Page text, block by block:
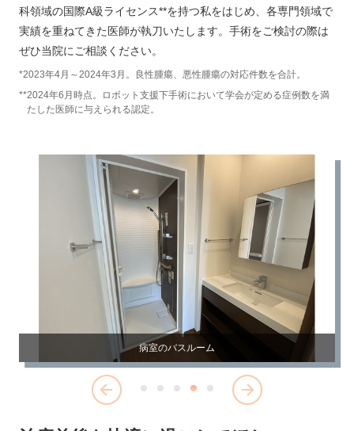
科領域の国際A級ライセンス**を持つ私をはじめ、各専門領域で
実績を重ねてきた医師が執刀いたします。手術をご検討の際は
ぜひ当院にご相談ください。
*2023年4月～2024年3月。良性腫瘍、悪性腫瘍の対応件数を合計。
**2024年6月時点。ロボット支援下手術において学会が定める症例数を満
たした医師に与えられる認定。
病室のトイレ